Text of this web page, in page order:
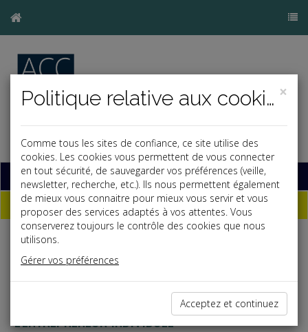
Base documentaire
Dépêches
Vie des affaires
PREUVE DE L'INSAISISSABILITÉ DE L'IMMEUBLE DE
L'ENTREPRENEUR INDIVIDUEL
×
Politique relative aux cookies
Comme tous les sites de confiance, ce site utilise des
cookies. Les cookies vous permettent de vous connecter
en tout sécurité, de sauvegarder vos préférences (veille,
newsletter, recherche, etc.). Ils nous permettent également
de mieux vous connaitre pour mieux vous servir et vous
proposer des services adaptés à vos attentes. Vous
conserverez toujours le contrôle des cookies que nous
utilisons.
Gérer vos préférences
Acceptez et continuez